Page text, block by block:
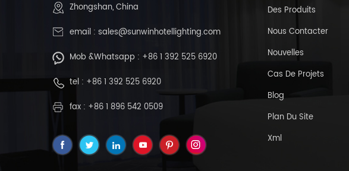
Zhongshan, China
email : sales@sunwinhotellighting.com
Mob &Whatsapp : +86 1 392 525 6920
tel : +86 1 392 525 6920
fax : +86 1 896 542 0509
Des Produits
Nous Contacter
Nouvelles
Cas De Projets
Blog
Plan Du Site
Xml